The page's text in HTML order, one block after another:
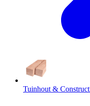
Tuinhout &